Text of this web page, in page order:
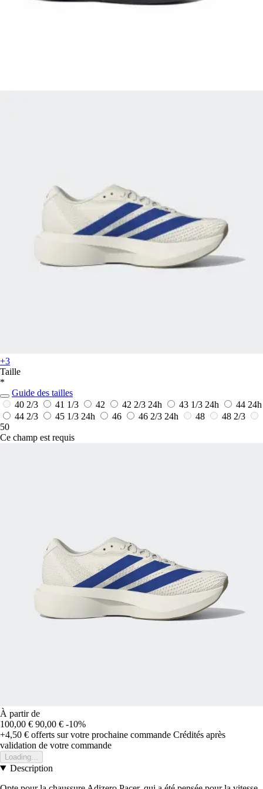
+3
Taille
*
Guide des tailles
40 2/3
41 1/3 42 42 2/3 24h 43 1/3 24h 44 24h
44 2/3
45 1/3 24h 46 46 2/3 24h 48
48 2/3
50
Ce champ est requis
À partir de
100,00 € 90,00 € -10%
+4,50 € offerts sur votre prochaine commande Crédités après
validation de votre commande
Loading...
Description